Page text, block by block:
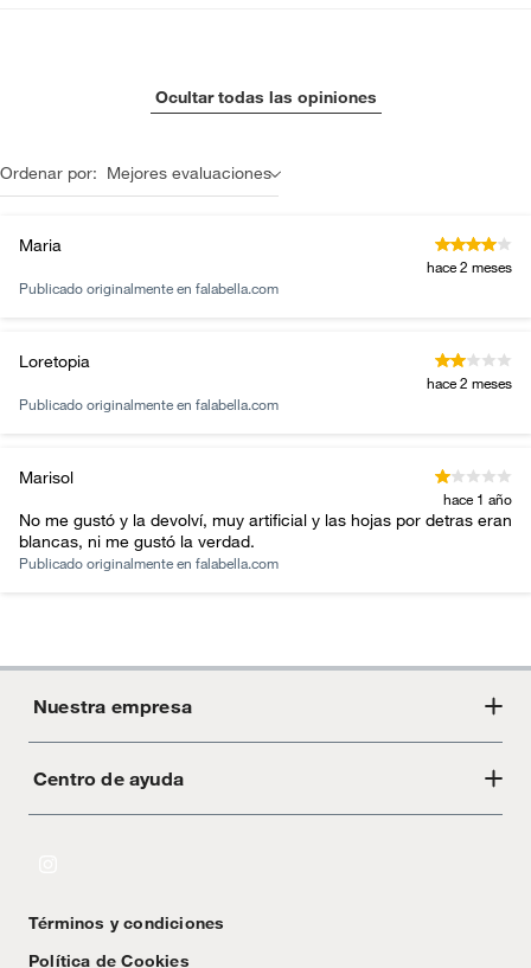
Ocultar todas las opiniones
Ordenar por: Mejores evaluaciones
Maria
hace 2 meses
Publicado originalmente en falabella.com
Loretopia
hace 2 meses
Publicado originalmente en falabella.com
Marisol
hace 1 año
No me gustó y la devolví, muy artificial y las hojas por detras eran
blancas, ni me gustó la verdad.
Publicado originalmente en falabella.com
Nuestra empresa
Acerca de Crate
Centro de ayuda
Textos Legales
Términos y condiciones
Política de Cookies